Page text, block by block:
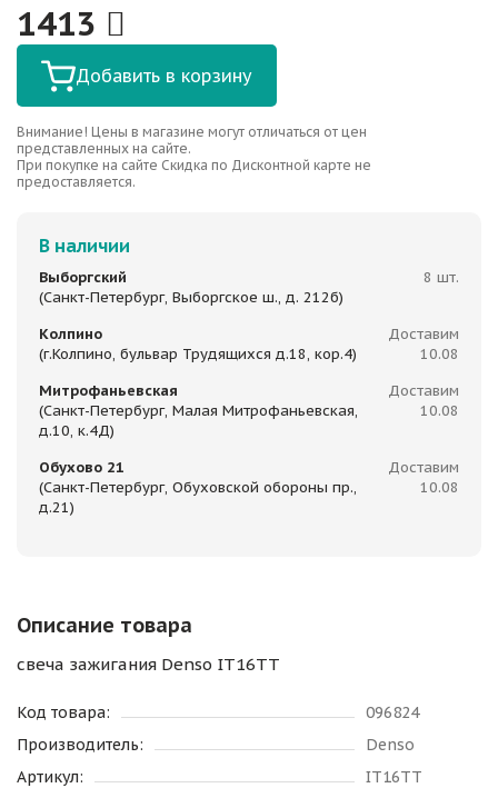
1413
Добавить в корзину
Внимание! Цены в магазине могут отличаться от цен
представленных на сайте.
При покупке на сайте Скидка по Дисконтной карте не
предоставляется.
В наличии
Выборгский
(Санкт-Петербург, Выборгское ш., д. 212б)
8 шт.
Колпино
(г.Колпино, бульвар Трудящихся д.18, кор.4)
Доставим
10.08
Митрофаньевская
(Санкт-Петербург, Малая Митрофаньевская,
д.10, к.4Д)
Доставим
10.08
Обухово 21
(Санкт-Петербург, Обуховской обороны пр.,
д.21)
Доставим
10.08
Описание товара
свеча зажигания Denso IT16TT
Код товара:
096824
Производитель:
Denso
Артикул:
IT16TT